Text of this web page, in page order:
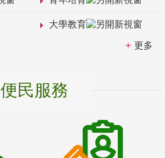
大學教育
更多
便民服務